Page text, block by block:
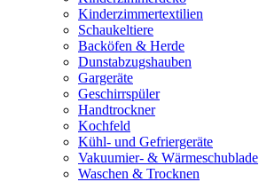
Kinderzimmertextilien
Schaukeltiere
Backöfen & Herde
Dunstabzugshauben
Gargeräte
Geschirrspüler
Handtrockner
Kochfeld
Kühl- und Gefriergeräte
Vakuumier- & Wärmeschublade
Waschen & Trocknen